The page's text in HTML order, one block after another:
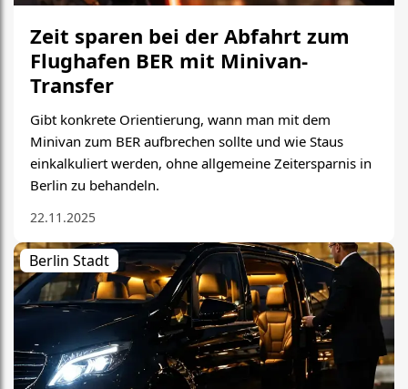
Zeit sparen bei der Abfahrt zum
Flughafen BER mit Minivan-
Transfer
Gibt konkrete Orientierung, wann man mit dem
Minivan zum BER aufbrechen sollte und wie Staus
einkalkuliert werden, ohne allgemeine Zeitersparnis in
Berlin zu behandeln.
22.11.2025
Berlin Stadt